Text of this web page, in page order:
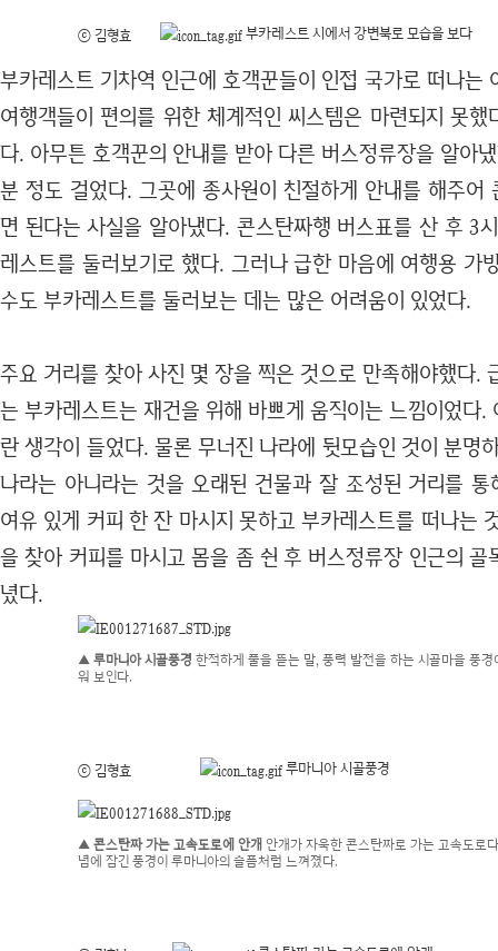
ⓒ 김형효 부카레스트 시에서 강변북로 모습을 보다
부카레스트 기차역 인근에 호객꾼들이 인접 국가로 떠나는
여행객들이 편의를 위한 체계적인 씨스템은 마련되지 못
다. 아무튼 호객꾼의 안내를 받아 다른 버스정류장을 알아
분 정도 걸었다. 그곳에 종사원이 친절하게 안내를 해주어
면 된다는 사실을 알아냈다. 콘스탄짜행 버스표를 산 후 3
레스트를 둘러보기로 했다. 그러나 급한 마음에 여행용 가
수도 부카레스트를 둘러보는 데는 많은 어려움이 있었다.
주요 거리를 찾아 사진 몇 장을 찍은 것으로 만족해야했다.
는 부카레스트는 재건을 위해 바쁘게 움직이는 느낌이었다.
란 생각이 들었다. 물론 무너진 나라에 뒷모습인 것이 분명
나라는 아니라는 것을 오래된 건물과 잘 조성된 거리를
여유 있게 커피 한 잔 마시지 못하고 부카레스트를 떠나는
을 찾아 커피를 마시고 몸을 좀 쉰 후 버스정류장 인근의 골
녔다.
▲ 루마니아 시골풍경 한적하게 풀을 뜯는 말, 풍력 발전을 하는 시골마을 풍경
워 보인다.
ⓒ 김형효 루마니아 시골풍경
▲ 콘스탄짜 가는 고속도로에 안개 안개가 자욱한 콘스탄짜로 가는 고속도로
념에 잠긴 풍경이 루마니아의 슬픔처럼 느껴졌다.